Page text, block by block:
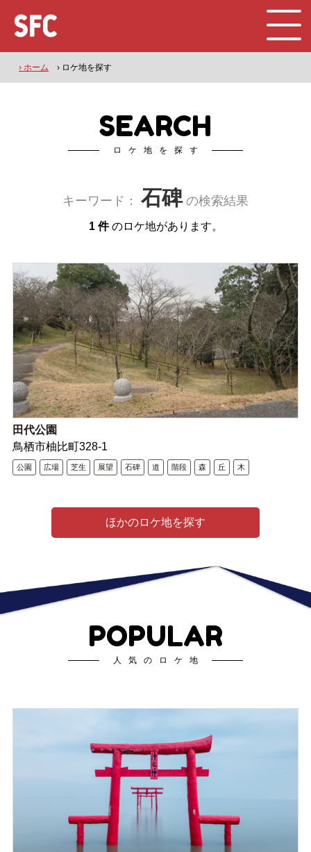
› ホーム › ロケ地を探す
SEARCH
ロケ地を探す
キーワード： 石碑の検索結果
1 件のロケ地があります。
田代公園
鳥栖市柚比町328-1
公園 広場 芝生 展望 石碑 道 階段 森 丘 木
ほかのロケ地を探す
POPULAR
人気のロケ地